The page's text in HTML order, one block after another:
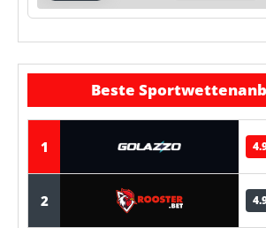
Beste
1
2